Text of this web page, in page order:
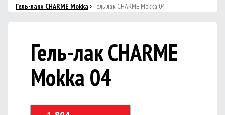
Гель-лаки CHARMЕ Mokka > Гель-лак CHARME Mokka 04
Гель-лак CHARME
Mokka 04